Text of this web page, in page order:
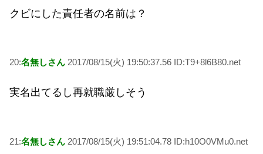
クビにした責任者の名前は？
20:名無しさん 2017/08/15(火) 19:50:37.56 ID:T9+8l6B80.net
実名出てるし再就職厳しそう
21:名無しさん 2017/08/15(火) 19:51:04.78 ID:h10O0VMu0.net